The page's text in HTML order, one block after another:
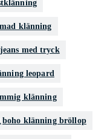
klänning
jeans med tryck
leopard
klänning
boho klänning bröllop